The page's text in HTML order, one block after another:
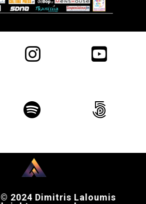
2024 Dimitris Laloumis